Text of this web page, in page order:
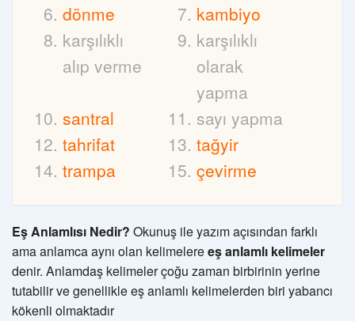
dönme
kambiyo
karşılıklı
alıp verme
karşılıklı
olarak
yapma
santral
sayı yapma
tahrifat
tağyir
trampa
çevirme
Eş Anlamlısı Nedir? Okunuş ile yazım açısından farklı
ama anlamca aynı olan kelimelereeş anlamlı kelimeler
denir. Anlamdaş kelimeler çoğu zaman birbirinin yerine
tutabilir ve genellikle eş anlamlı kelimelerden biri yabancı
kökenli olmaktadır